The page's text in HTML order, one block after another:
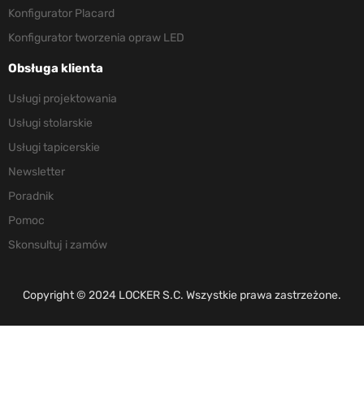
Konfigurator Placard
Konfigurator tworzenia opraw LED
Obsługa klienta
Usługi projektowania
Usługi stolarskie
Usługi tapicerskie
Newsletter
Poradnik
Pomoc
Skonsultuj i zamów
Copyright © 2024 LOCKER S.C. Wszystkie prawa zastrzeżone.